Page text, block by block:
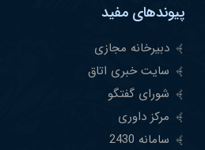
پیوندهای مفید
دبیرخانه مجازی
سایت خبری اتاق
شورای گفتگو
مرکز داوری
سامانه 2430